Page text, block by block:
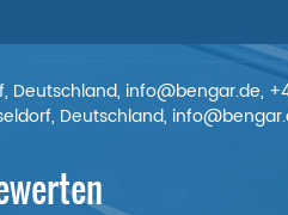
Deutschland, info@bengar.de,
Deutschland,